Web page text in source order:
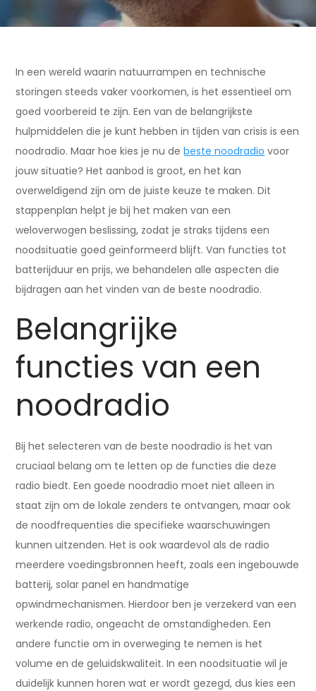
In een wereld waarin natuurrampen en technische
storingen steeds vaker voorkomen, is het essentieel om
goed voorbereid te zijn. Een van de belangrijkste
hulpmiddelen die je kunt hebben in tijden van crisis is een
noodradio. Maar hoe kies je nu debeste noodradio voor
jouw situatie? Het aanbod is groot, en het kan
overweldigend zijn om de juiste keuze te maken. Dit
stappenplan helpt je bij het maken van een
weloverwogen beslissing, zodat je straks tijdens een
noodsituatie goed geïnformeerd blijft. Van functies tot
batterijduur en prijs, we behandelen alle aspecten die
bijdragen aan het vinden van de beste noodradio.
Belangrijke
functies van een
noodradio
Bij het selecteren van de beste noodradio is het van
cruciaal belang om te letten op de functies die deze
radio biedt. Een goede noodradio moet niet alleen in
staat zijn om de lokale zenders te ontvangen, maar ook
de noodfrequenties die specifieke waarschuwingen
kunnen uitzenden. Het is ook waardevol als de radio
meerdere voedingsbronnen heeft, zoals een ingebouwde
batterij, solar panel en handmatige
opwindmechanismen. Hierdoor ben je verzekerd van een
werkende radio, ongeacht de omstandigheden. Een
andere functie om in overweging te nemen is het
volume en de geluidskwaliteit. In een noodsituatie wil je
duidelijk kunnen horen wat er wordt gezegd, dus kies een